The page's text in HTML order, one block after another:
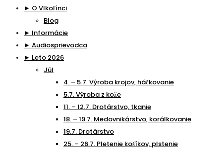
► O Vlkolínci
Blog
► Informácie
► Audiosprievodca
► Leto 2026
Júl
4. – 5.7. Výroba krojov, háčkovanie
5.7. Výroba z kože
11. – 12.7. Drotárstvo, tkanie
18. – 19.7. Medovnikárstvo, korálkovanie
19.7. Drotárstvo
25. – 26.7. Pletenie košíkov, plstenie